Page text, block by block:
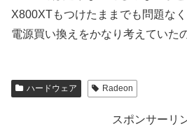
X800XTもつけたままでも問題な
電源買い換えをかなり考えていた
ハードウェア Radeon
スポンサーリ